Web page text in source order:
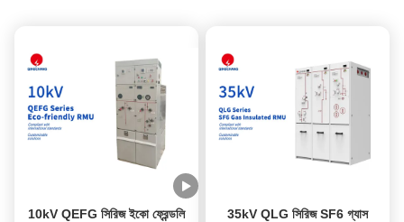
10kV QEFG সিরিজ ইকো ফ্রেন্ডলি
35kV QLG সিরিজ SF6 গ্যাস